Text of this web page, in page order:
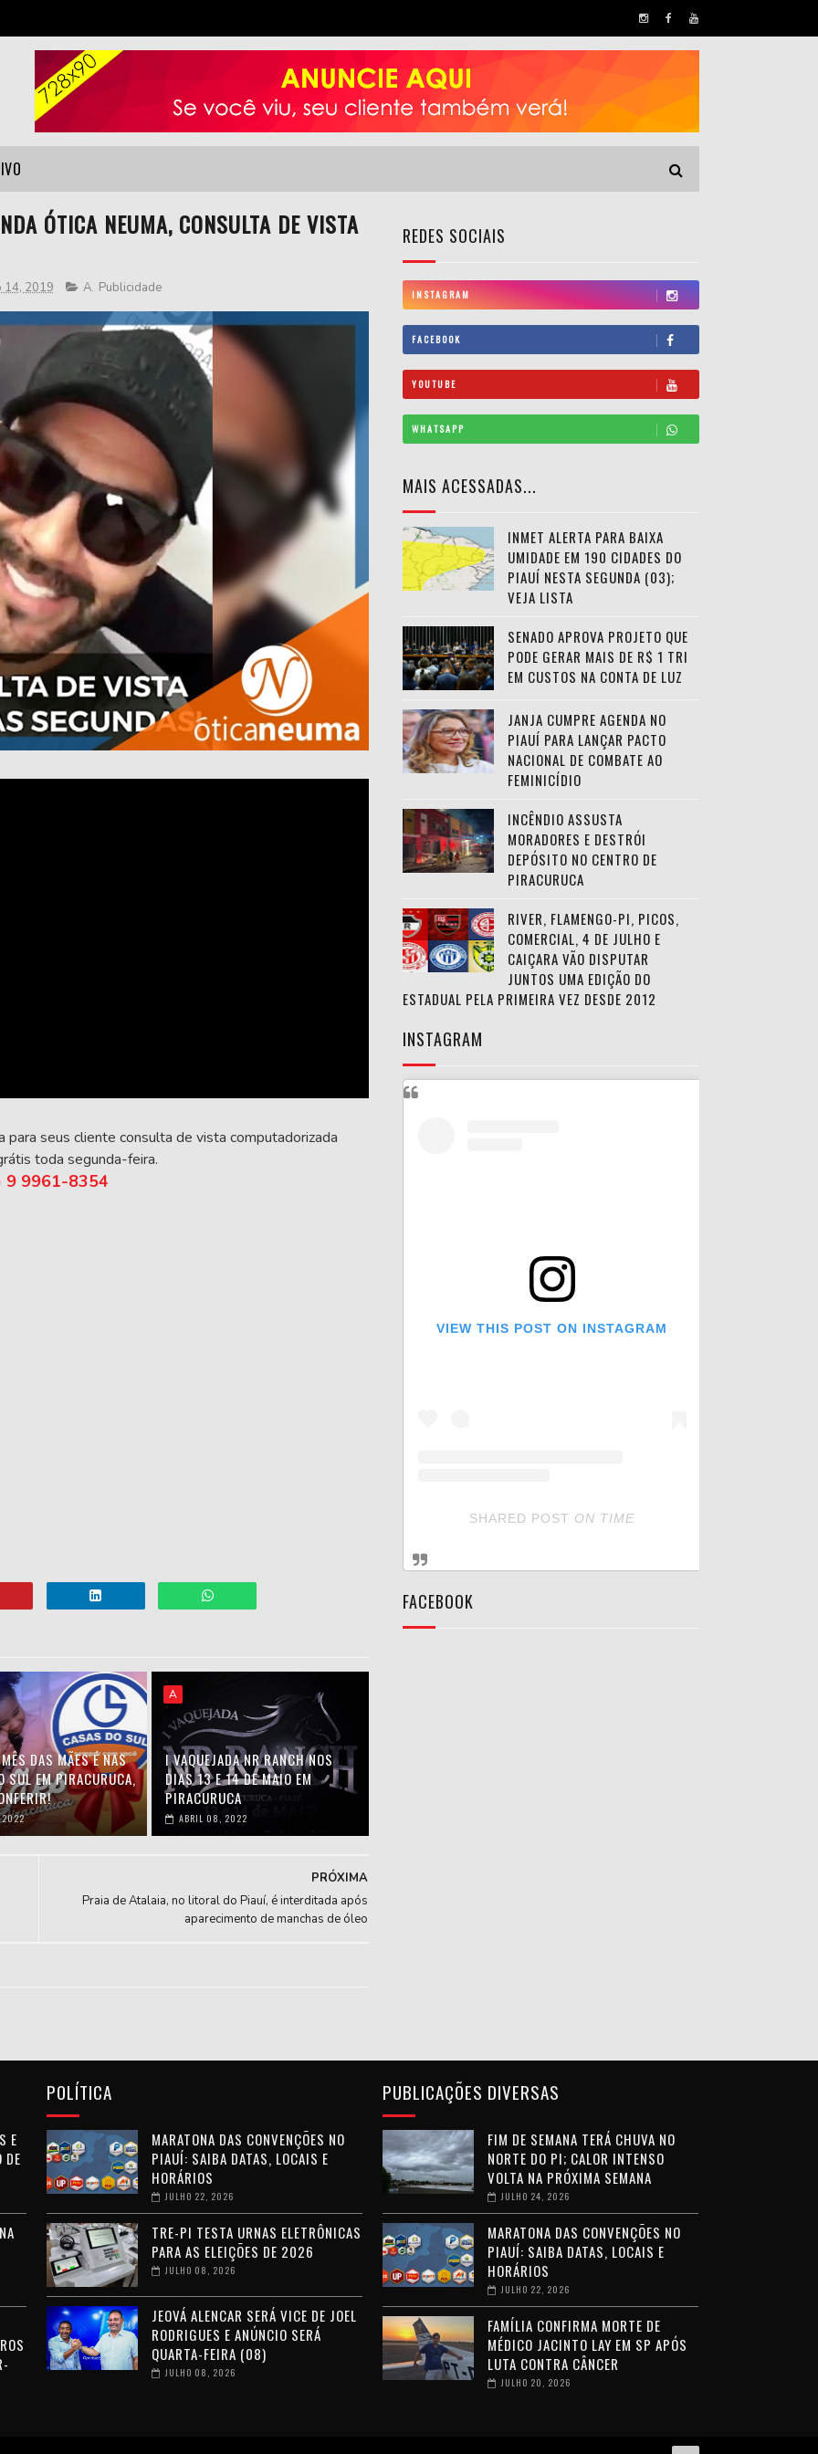
ÓTICA NEUMA, CONSULTA DE VISTA
14, 2019 A, Publicidade
para seus cliente consulta de vista computadorizada
toda segunda-feira.
9 9961-8354
DAS MÃES É NAS
SUL EM PIRACURUCA,
2022
A
I VAQUEJADA NR RANCH NOS
DIAS 13 E 14 DE MAIO EM
PIRACURUCA
ABRIL 08, 2022
PRÓXIMA
Praia de Atalaia, no litoral do Piauí, é interditada após
aparecimento de manchas de óleo
REDES SOCIAIS
INSTAGRAM
FACEBOOK
YOUTUBE
WHATSAPP
MAIS ACESSADAS...
INMET ALERTA PARA BAIXA
UMIDADE EM 190 CIDADES DO
PIAUÍ NESTA SEGUNDA (03);
VEJA LISTA
SENADO APROVA PROJETO QUE
PODE GERAR MAIS DE R$ 1 TRI
EM CUSTOS NA CONTA DE LUZ
JANJA CUMPRE AGENDA NO
PIAUÍ PARA LANÇAR PACTO
NACIONAL DE COMBATE AO
FEMINICÍDIO
INCÊNDIO ASSUSTA
MORADORES E DESTRÓI
DEPÓSITO NO CENTRO DE
PIRACURUCA
RIVER, FLAMENGO-PI, PICOS,
COMERCIAL, 4 DE JULHO E
CAIÇARA VÃO DISPUTAR
JUNTOS UMA EDIÇÃO DO
ESTADUAL PELA PRIMEIRA VEZ DESDE 2012
INSTAGRAM
VIEW THIS POST ON INSTAGRAM
SHARED POST ON TIME
FACEBOOK
E
DE
POLÍTICA
MARATONA DAS CONVENÇÕES NO
PIAUÍ: SAIBA DATAS, LOCAIS E
HORÁRIOS
JULHO 22, 2026
TRE-PI TESTA URNAS ELETRÔNICAS
PARA AS ELEIÇÕES DE 2026
JULHO 08, 2026
JEOVÁ ALENCAR SERÁ VICE DE JOEL
RODRIGUES E ANÚNCIO SERÁ
QUARTA-FEIRA (08)
JULHO 08, 2026
PUBLICAÇÕES DIVERSAS
FIM DE SEMANA TERÁ CHUVA NO
NORTE DO PI; CALOR INTENSO
VOLTA NA PRÓXIMA SEMANA
JULHO 24, 2026
MARATONA DAS CONVENÇÕES NO
PIAUÍ: SAIBA DATAS, LOCAIS E
HORÁRIOS
JULHO 22, 2026
FAMÍLIA CONFIRMA MORTE DE
MÉDICO JACINTO LAY EM SP APÓS
LUTA CONTRA CÂNCER
JULHO 20, 2026